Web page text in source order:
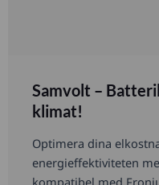
Samvolt –
klimat!
Optimera dina
energieffektiviteten
kompatibel med